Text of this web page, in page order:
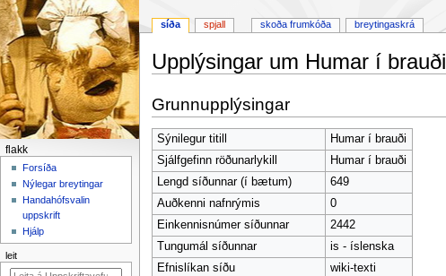
Upplýsingar um Humar í brauði
í
flakk
í
leit
Grunnupplýsingar
Sýnilegur titill
Humar í brauði
Sjálfgefinn röðunarlykill
Humar í brauði
Lengd síðunnar (í bætum)
649
Auðkenni nafnrýmis
0
Einkennisnúmer síðunnar
2442
Tungumál síðunnar
is - íslenska
Efnislíkan síðu
wiki-texti
F
v
síða spjall skoða frumkóða breytingaskrá
flakk
Forsíða
Nýlegar breytingar
Handahófsvalin
uppskrift
Hjálp
leit